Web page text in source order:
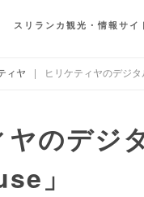
スリランカ観光・情報サイ
ィヤ | ヒリケティヤのデジ
ヤのデジ
」